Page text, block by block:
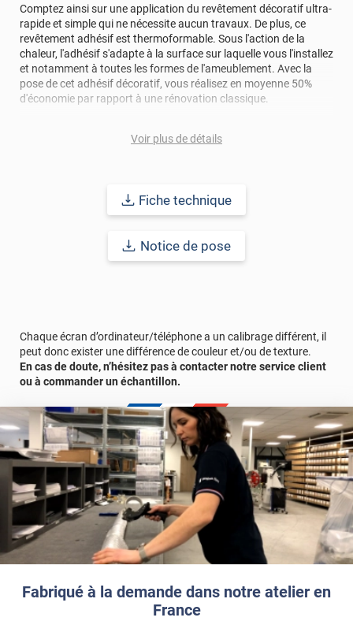
Fabriqué à la demande dans notre atelier en
France
Comptez ainsi sur une application du revêtement décoratif ultra-
rapide et simple qui ne nécessite aucun travaux. De plus, ce
revêtement adhésif est thermoformable. Sous l'action de la
chaleur, l'adhésif s'adapte à la surface sur laquelle vous l'installez
et notamment à toutes les formes de l'ameublement. Avec la
pose de cet adhésif décoratif, vous réalisez en moyenne 50%
d'économie par rapport à une rénovation classique.
Pour donner une seconde jeunesse à vos murs ou meubles,
comptez sur ce vinyl de haute qualité avec une excellente
imperfections. Classé A+ au test C.O.V et C-s2,d0 au feu, ce
revêtement peut être installé dans un lieu ouvert public.
: 10 ans en pose intérieur (anti craquèlement,
écaillage, délamination et jaunissement)
Voir plus de détails
Fiche technique
Notice de pose
Chaque écran d’ordinateur/téléphone a un calibrage différent, il
peut donc exister une différence de couleur et/ou de texture.
En cas de doute, n’hésitez pas à contacter notre service client
ou à commander un échantillon.